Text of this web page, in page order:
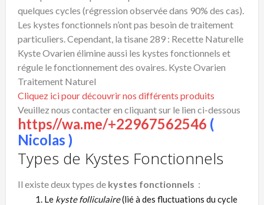
quelques cycles (régression observée dans 90% des cas).
Les kystes fonctionnels n’ont pas besoin de traitement
particuliers. Cependant, la tisane 289 : Recette Naturelle
Kyste Ovarien élimine aussi les kystes fonctionnels et
régule le fonctionnement des ovaires. Kyste Ovarien
Traitement Naturel
Cliquez ici pour découvrir nos différents produits
Veuillez nous contacter en cliquant sur le lien ci-dessous
https//wa.me/+22967562546 (
Nicolas )
Types de Kystes Fonctionnels
Il existe deux types de kystes fonctionnels :
Le kyste folliculaire(lié à des fluctuations du cycle